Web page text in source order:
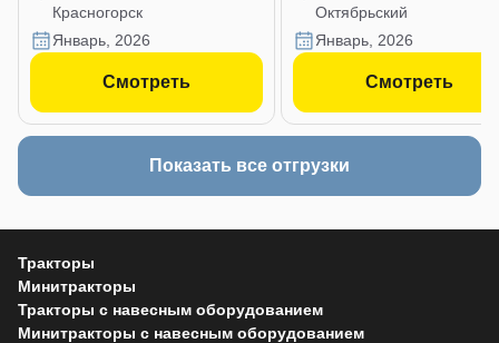
Красногорск
январь, 2026
Смотреть
Октябрьский
январь, 2026
Смотреть
Показать все отгрузки
Тракторы
Минитракторы
Тракторы с навесным оборудованием
Минитракторы с навесным оборудованием